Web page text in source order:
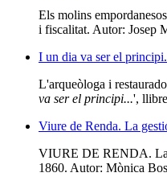
Els molins
i fiscalitat. Autor: Josep
I un dia va ser el
L'arqueòloga i
va ser el principi...',
Viure de Renda. La
VIURE DE RENDA. La
1860. Autor: Mònica